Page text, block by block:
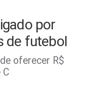
por
de futebol
oferecer R$
C